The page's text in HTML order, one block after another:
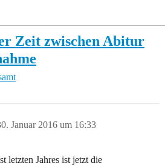
Zeit zwischen Abitur
Januar 2016 um 16:33
letzten Jahres ist jetzt die